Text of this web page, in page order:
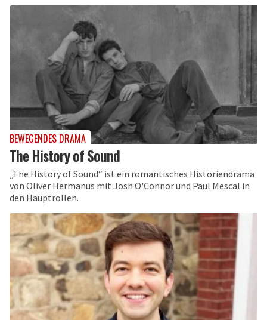
BEWEGENDES DRAMA
The History of Sound
„The History of Sound“ ist ein romantisches Historiendrama
von Oliver Hermanus mit Josh O'Connor und Paul Mescal in
den Hauptrollen.